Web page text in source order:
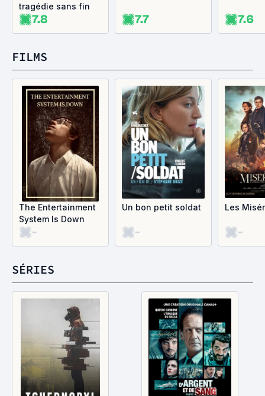
tragédie sans fin
7.8 7.7 7.6
FILMS
The Entertainment
System Is Down
-
Un bon petit soldat
-
Les
-
SÉRIES